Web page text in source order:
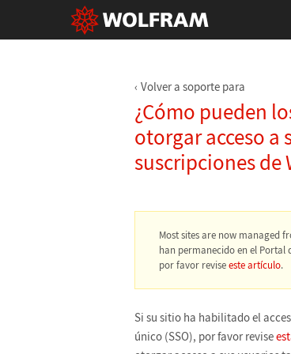
Volver a soporte para
¿Cómo pueden
otorgar acceso a
suscripciones de
Most sites are now managed
han permanecido en el Portal
por favor reviseeste artículo.
Si su sitio ha habilitado el
único (SSO), por favor revise